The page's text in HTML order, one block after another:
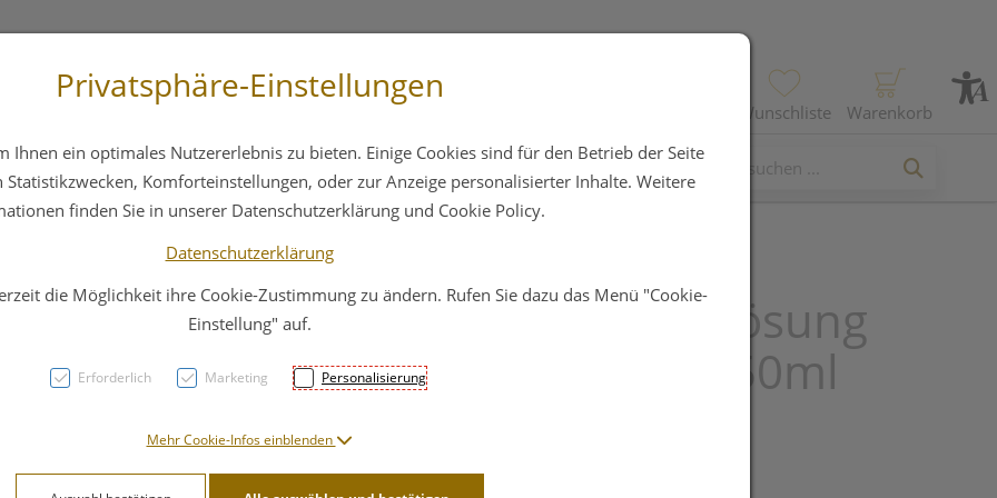
Wunschliste Warenkorb
Hautpflege Familie Nahrungsergänzung
Colosan F Tiere lösung
Zum Eingeben 250ml
85,30 EUR
Privatsphäre-Einstellungen
Ihnen ein optimales Nutzererlebnis zu bieten. Einige Cookies sind für den Betrieb der Seite
Komforteinstellungen, oder zur Anzeige personalisierter Inhalte. Weitere
finden Sie in unserer Datenschutzerklärung und Cookie Policy.
Datenschutzerklärung
die Möglichkeit ihre Cookie-Zustimmung zu ändern. Rufen Sie dazu das Menü "Cookie-
Einstellung" auf.
Erforderlich Marketing Personalisierung
Mehr Cookie-Infos einblenden